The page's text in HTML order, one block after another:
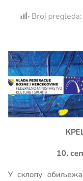
Broj pregleda:
10.
У склопу